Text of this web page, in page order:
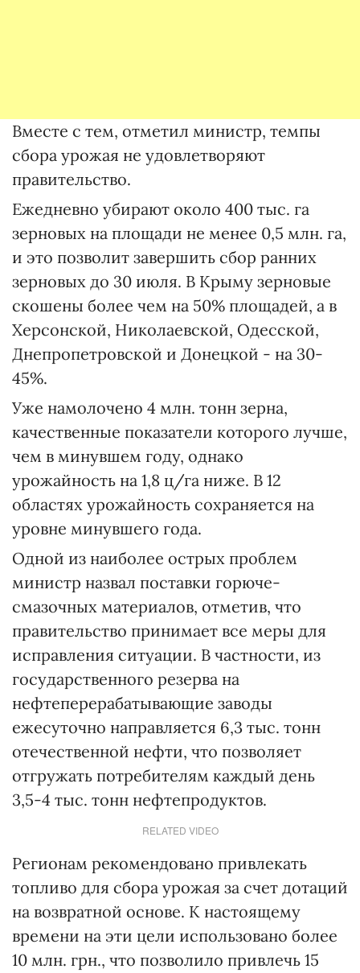
Вместе с тем, отметил министр, темпы
сбора урожая не удовлетворяют
правительство.
Ежедневно убирают около 400 тыс. га
зерновых на площади не менее 0,5 млн. га,
и это позволит завершить сбор ранних
зерновых до 30 июля. В Крыму зерновые
скошены более чем на 50% площадей, а в
Херсонской, Николаевской, Одесской,
Днепропетровской и Донецкой - на 30-
45%.
Уже намолочено 4 млн. тонн зерна,
качественные показатели которого лучше,
чем в минувшем году, однако
урожайность на 1,8 ц/га ниже. В 12
областях урожайность сохраняется на
уровне минувшего года.
Одной из наиболее острых проблем
министр назвал поставки горюче-
смазочных материалов, отметив, что
правительство принимает все меры для
исправления ситуации. В частности, из
государственного резерва на
нефтеперерабатывающие заводы
ежесуточно направляется 6,3 тыс. тонн
отечественной нефти, что позволяет
отгружать потребителям каждый день
3,5-4 тыс. тонн нефтепродуктов.
RELATED VIDEO
Регионам рекомендовано привлекать
топливо для сбора урожая за счет дотаций
на возвратной основе. К настоящему
времени на эти цели использовано более
10 млн. грн., что позволило привлечь 15